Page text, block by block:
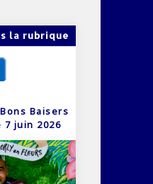
la rubrique
Baisers
7 juin 2026